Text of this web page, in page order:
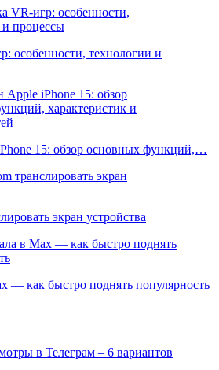
особенности, технологии и
15: обзор основных функций,…
экран устройства
— как быстро поднять популярность
в Телеграм – 6 вариантов